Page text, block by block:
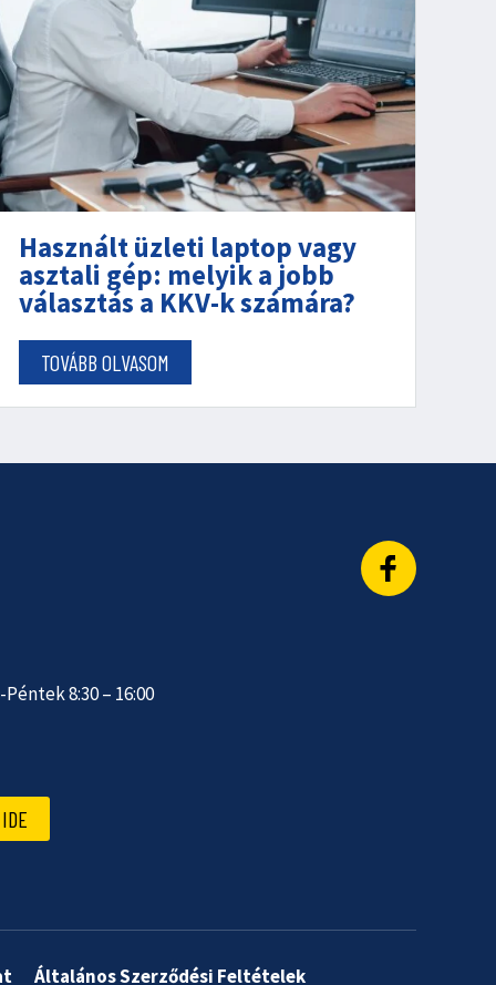
Használt üzleti laptop vagy
asztali gép: melyik a jobb
választás a KKV-k számára?
TOVÁBB OLVASOM
8:30 – 16:00
Általános Szerződési Feltételek